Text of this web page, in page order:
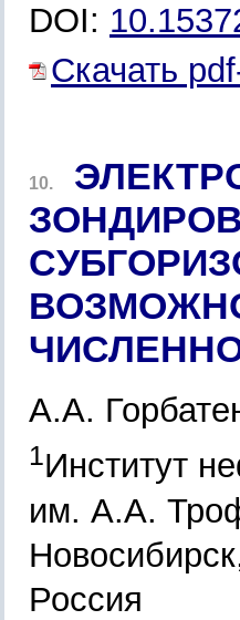
DOI:
Скачать
10.
А.А.
1Институт
им. А.А.
Россия